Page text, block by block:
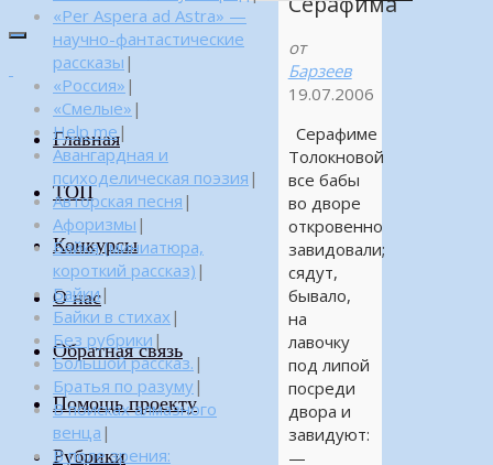
Главная
ТОП
Конкурсы
О нас
Обратная связь
Помощь проекту
Рубрики
от
Барзеев
19.07.2006
Серафиме
Толокновой
все бабы
во дворе
откровенно
завидовали;
сядут,
бывало,
на
лавочку
под липой
посреди
двора и
завидуют:
—
«Per Aspera ad Astra» —
научно-фантастические
рассказы |
«Россия» |
«Смелые» |
Help me|
Авангардная и
психоделическая поэзия |
Авторская песня |
Афоризмы |
Байка (миниатюра,
короткий рассказ) |
Байки|
Байки в стихах |
Без рубрики |
Большой рассказ. |
Братья по разуму|
В поисках алмазного
венца |
В поле зрения: